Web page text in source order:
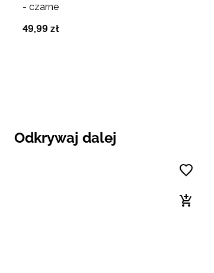
- czarne
49,99 zł
Odkrywaj dalej